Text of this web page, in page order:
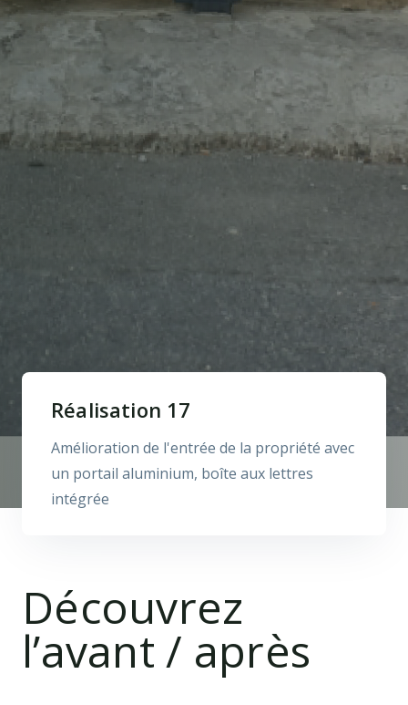
Réalisation 17
Amélioration de l'entrée de la propriété avec
un portail aluminium, boîte aux lettres
intégrée
Découvrez
l’avant / après